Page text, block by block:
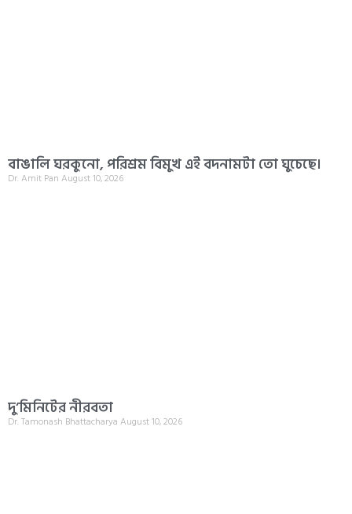
বাঙালি ঘরকুনো, পরিশ্রম বিমুখ এই বদনামটা তো ঘুচেছে।
Dr. Amit Pan August 10, 2026
দু’মিনিটের নীরবতা
Dr. Tamonash Bhattacharya August 10, 2026